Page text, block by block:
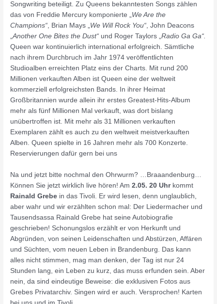
Songwriting beteiligt. Zu Queens bekanntesten Songs zählen
das von Freddie Mercury komponierte „We Are the
Champions“, Brian Mays „We Will Rock You“, John Deacons
„Another One Bites the Dust“ und Roger Taylors „Radio Ga Ga“.
Queen war kontinuierlich international erfolgreich. Sämtliche
nach ihrem Durchbruch im Jahr 1974 veröffentlichten
Studioalben erreichten Platz eins der Charts. Mit rund 200
Millionen verkauften Alben ist Queen eine der weltweit
kommerziell erfolgreichsten Bands. In ihrer Heimat
Großbritannien wurde allein ihr erstes Greatest-Hits-Album
mehr als fünf Millionen Mal verkauft, was dort bislang
unübertroffen ist. Mit mehr als 31 Millionen verkauften
Exemplaren zählt es auch zu den weltweit meistverkauften
Alben. Queen spielte in 16 Jahren mehr als 700 Konzerte.
Reservierungen dafür gern bei uns
Na und jetzt bitte nochmal den Ohrwurm? …Braaandenburg…
Können Sie jetzt wirklich live hören! Am2.05. 20 Uhr kommt
Rainald Grebe in das Tivoli. Er wird lesen, denn unglaublich,
aber wahr und wir erzählten schon mal: Der Liedermacher und
Tausendsassa Rainald Grebe hat seine Autobiografie
geschrieben! Schonungslos erzählt er von Herkunft und
Abgründen, von seinen Leidenschaften und Abstürzen, Affären
und Süchten, vom neuen Leben in Brandenburg. Das kann
alles nicht stimmen, mag man denken, der Tag ist nur 24
Stunden lang, ein Leben zu kurz, das muss erfunden sein. Aber
nein, da sind eindeutige Beweise: die exklusiven Fotos aus
Grebes Privatarchiv. Singen wird er auch. Versprochen! Karten